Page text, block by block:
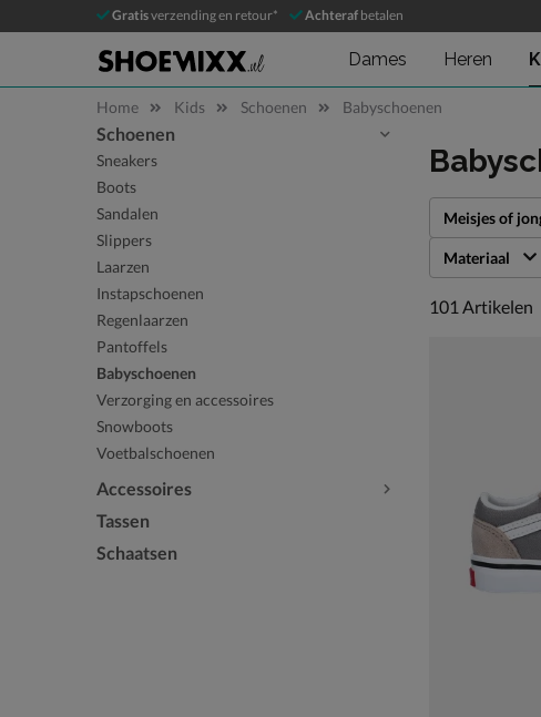
Gratisverzending en retour* Achteraf betalen
Dames Heren
Home Kids Schoenen Babyschoenen
Sla categorieën over
Schoenen
Sneakers
Boots
Sandalen
Slippers
Laarzen
Instapschoenen
Regenlaarzen
Pantoffels
Babyschoenen
Verzorging en accessoires
Snowboots
Voetbalschoenen
Accessoires
Tassen
Schaatsen
Meisjes of
Materiaal
101 artikelen
101 Artikelen